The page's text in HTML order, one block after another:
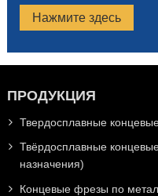
Нажмите здесь
ПРОДУКЦИЯ
Твердосплавные
Твёрдосплавные
назначения)
Концевые фрезы по